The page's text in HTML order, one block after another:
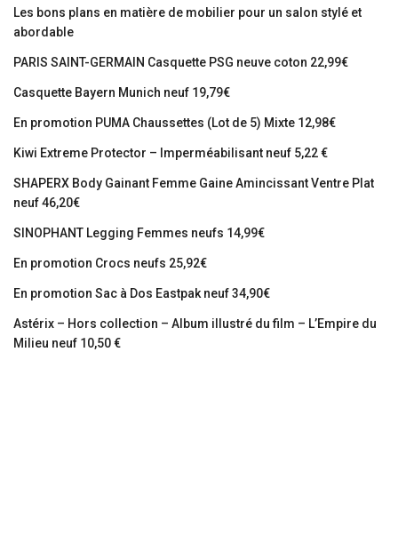
Les bons plans en matière de mobilier pour un salon stylé et
abordable
PARIS SAINT-GERMAIN Casquette PSG neuve coton 22,99€
Casquette Bayern Munich neuf 19,79€
En promotion PUMA Chaussettes (Lot de 5) Mixte 12,98€
Kiwi Extreme Protector – Imperméabilisant neuf 5,22 €
SHAPERX Body Gainant Femme Gaine Amincissant Ventre Plat
neuf 46,20€
SINOPHANT Legging Femmes neufs 14,99€
En promotion Crocs neufs 25,92€
En promotion Sac à Dos Eastpak neuf 34,90€
Astérix – Hors collection – Album illustré du film – L’Empire du
Milieu neuf 10,50 €